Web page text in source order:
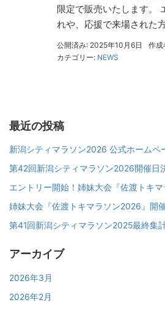
限定で販売いたします。
れや、応援で来場された
公開済み: 2025年10月6日 作成
カテゴリー: NEWS
最近の投稿
新潟シティマラソン2026 公式ホームペ
第42回新潟シティマラソン2026開催日
エントリー開始！姉妹大会『佐渡トキマ
姉妹大会『佐渡トキマラソン2026』開
第41回新潟シティマラソン2025最終集
アーカイブ
2026年3月
2026年2月